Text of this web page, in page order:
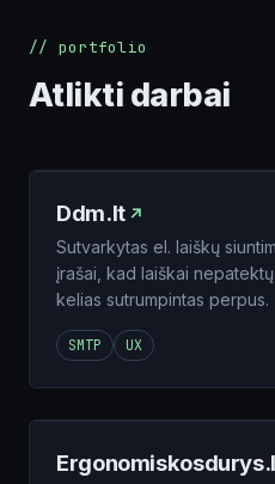
// portfolio
Atlikti darbai
Ddm.lt
Sutvarkytas el. laiškų
įrašai, kad laiškai
kelias sutrumpintas perpus.
SMTP UX